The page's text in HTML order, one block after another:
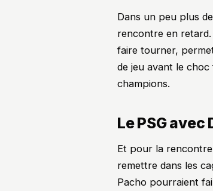
Dans un peu plus
rencontre en
faire tourner,
de jeu avant le choc
champions.
Le PSG
Et pour la
remettre dans les
Pacho pourraient